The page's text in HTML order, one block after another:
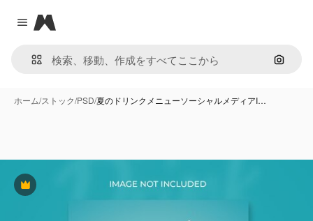
Close menu
Magnific
画像で
ホーム/ストック/PSD/夏のドリンクメニューソーシャルメディアI…
Premium